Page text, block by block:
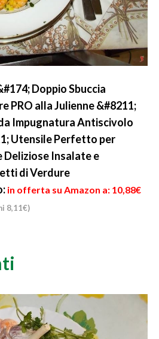
Doppio Sbuccia
PRO alla Julienne &#8211;
Impugnatura Antiscivolo
Utensile Perfetto per
Deliziose Insalate e
di Verdure
in offerta su Amazon a: 10,88€
8,11€)